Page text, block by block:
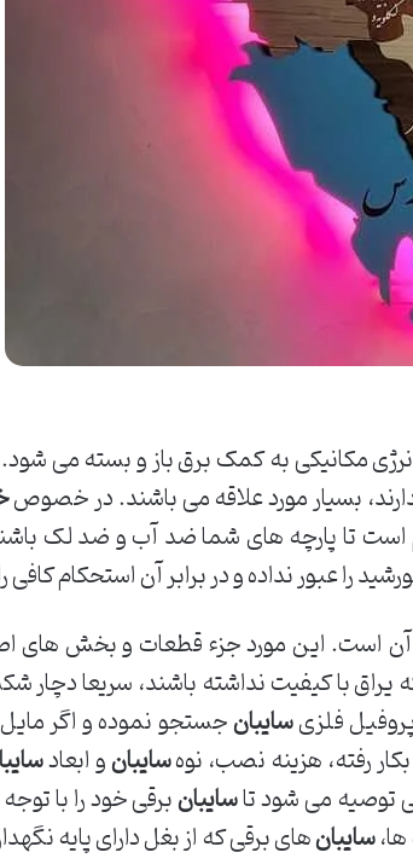
مکانیکی به کمک برق باز و بسته می
بسیار مورد علاقه می باشند. در خصوص
تا پارچه های شما ضد آب و ضد لک باشند
را عبور نداده و در برابر آن استحکام
آن است. این مورد جزء قطعات و بخش های
یراق با کیفیت نداشته باشند، سریعا
فلزیسایبانجستجو نموده و اگر
رفته، هزینه نصب، نوهسایبانو ابعاد
توصیه می شود تاسایبانبرقی خود را با
سایبانهای برقی که از بغل دارای پایه